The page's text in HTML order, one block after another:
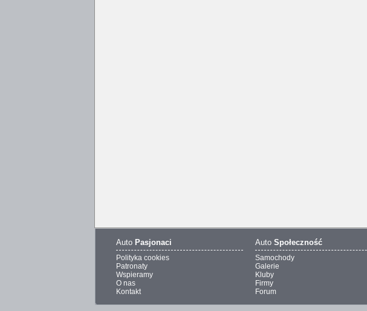
Auto Pasjonaci
Polityka cookies
Patronaty
Wspieramy
O nas
Kontakt
Auto Społeczność
Samochody
Galerie
Kluby
Firmy
Forum